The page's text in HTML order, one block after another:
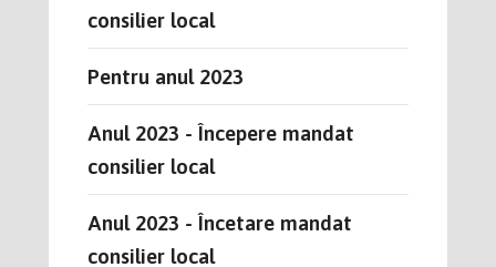
consilier local
Pentru anul 2023
Anul 2023 - Începere mandat
consilier local
Anul 2023 - Încetare mandat
consilier local